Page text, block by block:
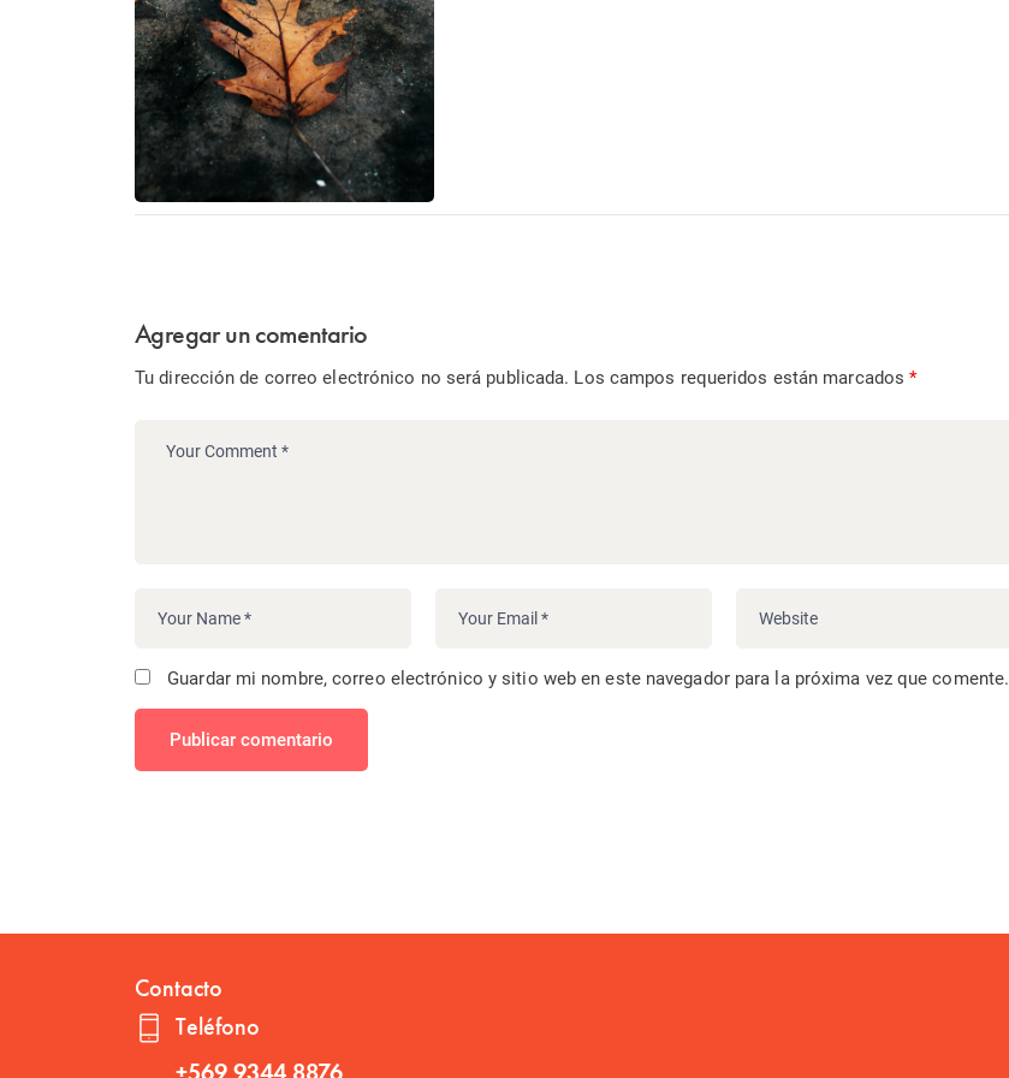
Agregar un comentario
Tu dirección de correo electrónico no será publicada. Los campos requeridos están marcados*
Guardar mi nombre, correo electrónico y sitio web en este navegador para la próxima vez que comente.
Publicar comentario
Contacto
Teléfono
+569 9344 8876